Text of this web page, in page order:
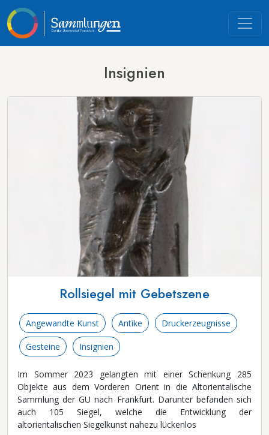
Insignien
Rollsiegel mit Gebetszene
Angewandte Kunst Antike Druckerzeugnisse
Gesteine Insignien
Im Sommer 2023 gelangten mit einer Schenkung 285
Objekte aus dem Vorderen Orient in die Altorientalische
Sammlung der GU nach Frankfurt. Darunter befanden sich
auch 105 Siegel, welche die Entwicklung der
altorientalischen Siegelkunst nahezu lückenlos